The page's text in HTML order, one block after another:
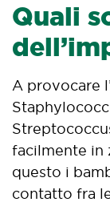
Quali
A provocare
facilmente in
questo i
contatto fra